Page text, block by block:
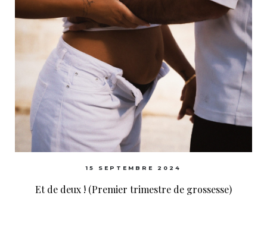
15 SEPTEMBRE 2024
Et de deux ! (Premier trimestre de grossesse)